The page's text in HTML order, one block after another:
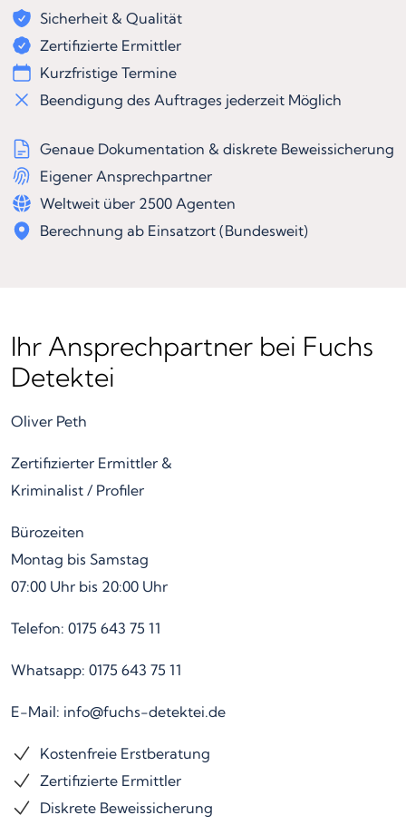
Sicherheit & Qualität
Zertifizierte Ermittler
Kurzfristige Termine
Beendigung des Auftrages jederzeit Möglich
Genaue Dokumentation & diskrete Beweissicherung
Eigener Ansprechpartner
Weltweit über 2500 Agenten
Berechnung ab Einsatzort (Bundesweit)
Ihr Ansprechpartner bei Fuchs
Detektei
Oliver Peth
Zertifizierter Ermittler &
Kriminalist / Profiler
Bürozeiten
Montag bis Samstag
07:00 Uhr bis 20:00 Uhr
Telefon: 0175 643 75 11
Whatsapp: 0175 643 75 11
E-Mail: info@fuchs-detektei.de
Kostenfreie Erstberatung
Zertifizierte Ermittler
Diskrete Beweissicherung